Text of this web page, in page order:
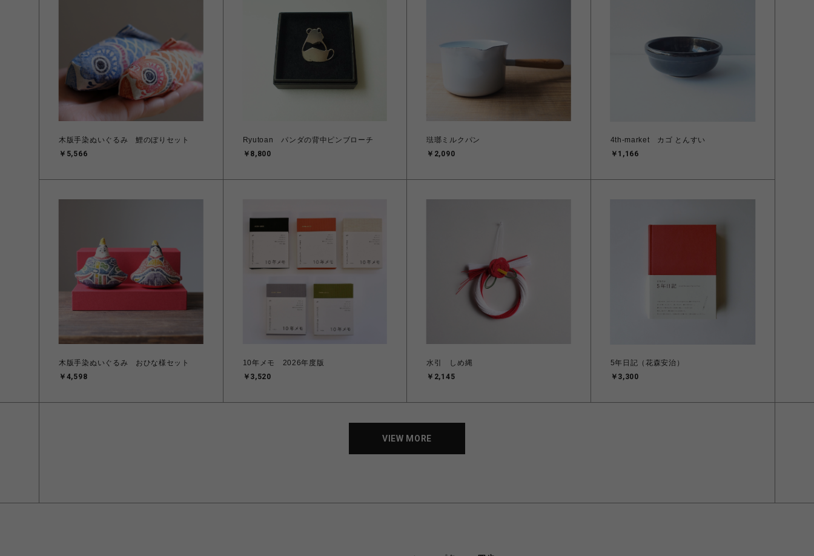
木版手染ぬいぐるみ 鯉のぼりセット
￥5,566
Ryutoan パンダの背中ピンブローチ
￥8,800
琺瑯ミルクパン
￥2,090
4th-market カゴ とんすい
￥1,166
木版手染ぬいぐるみ おひな様セット
￥4,598
10年メモ 2026年度版
￥3,520
水引 しめ縄
￥2,145
5年日記（花森安治）
￥3,300
VIEW MORE
VIEW MORE